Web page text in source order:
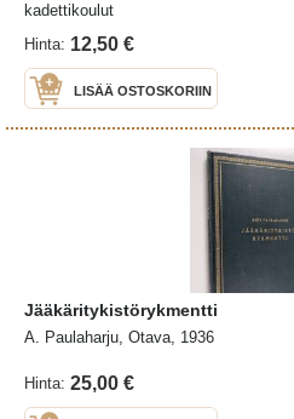
kadettikoulut
Hinta: 12,50 €
LISÄÄ OSTOSKORIIN
Jääkäritykistörykmentti
A. Paulaharju, Otava, 1936
Hinta: 25,00 €